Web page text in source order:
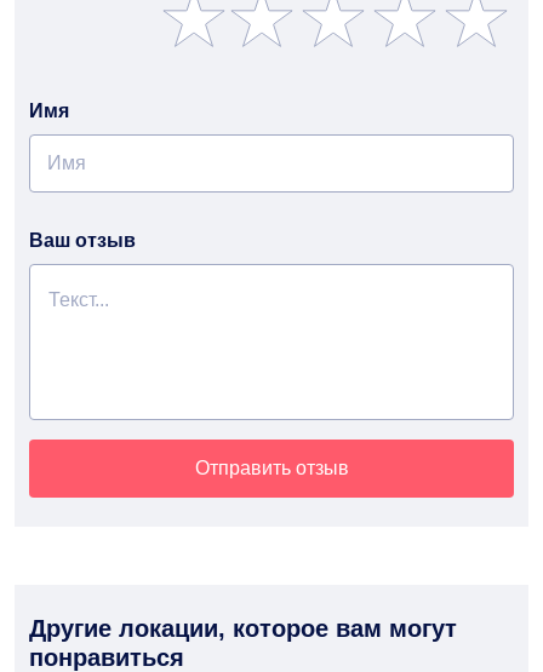
Имя
Ваш отзыв
Отправить отзыв
Другие локации, которое вам могут
понравиться